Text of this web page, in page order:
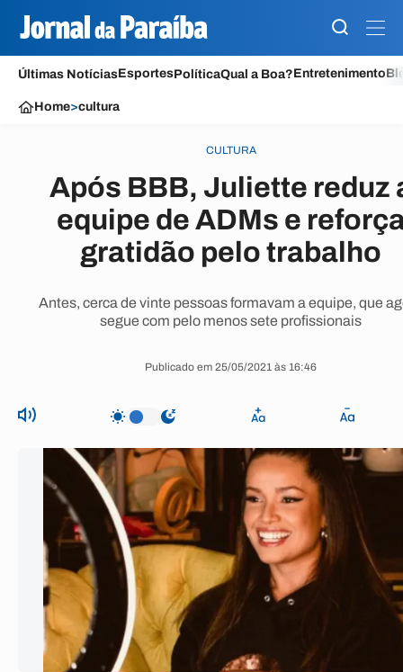
Últimas NotíciasEsportesPolíticaQual a Boa?Entretenimento
Home>cultura
CULTURA
Após BBB, Juliette reduz
equipe de ADMs e
gratidão pelo trabalho
Antes, cerca de vinte pessoas formavam a equipe, que
segue com pelo menos sete profissionais
Publicado em 25/05/2021 às 16:46